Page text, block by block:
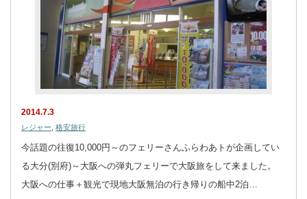
2014.7.3
レジャー 格安旅行
今話題の往復10,000円～のフェリーさんふらわあトが企画してい
る大分(別府)～大阪への弾丸フェリーで大阪旅をして来ました。
大阪への仕事＋観光で現地大阪無泊の行き帰りの船中2泊…